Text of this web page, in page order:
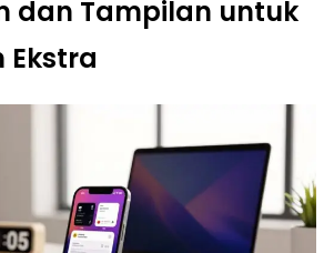
dan Tampilan untuk
Ekstra